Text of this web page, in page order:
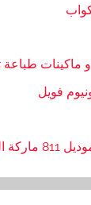
ماكينات طباعة
فويل
منسي